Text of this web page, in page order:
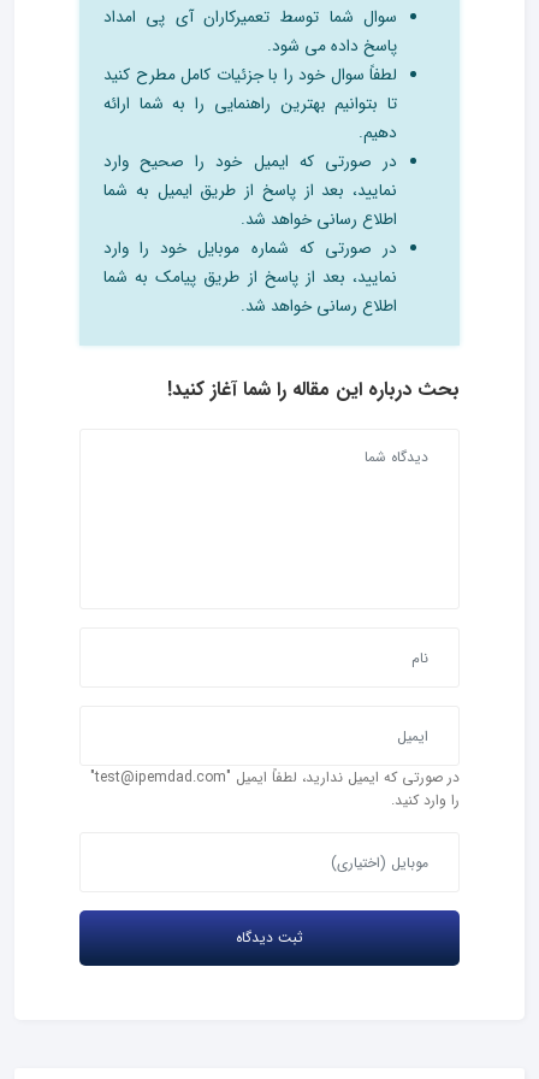
سوال شما توسط تعمیرکاران آی پی امداد
پاسخ داده می شود.
لطفاً سوال خود را با جزئیات کامل مطرح کنید
تا بتوانیم بهترین راهنمایی را به شما ارائه
دهیم.
در صورتی که ایمیل خود را صحیح وارد
نمایید، بعد از پاسخ از طریق ایمیل به شما
اطلاع رسانی خواهد شد.
در صورتی که شماره موبایل خود را وارد
نمایید، بعد از پاسخ از طریق پیامک به شما
اطلاع رسانی خواهد شد.
بحث درباره این مقاله را شما آغاز کنید!
در صورتی که ایمیل ندارید، لطفاً ایمیل "test@ipemdad.com"
را وارد کنید.